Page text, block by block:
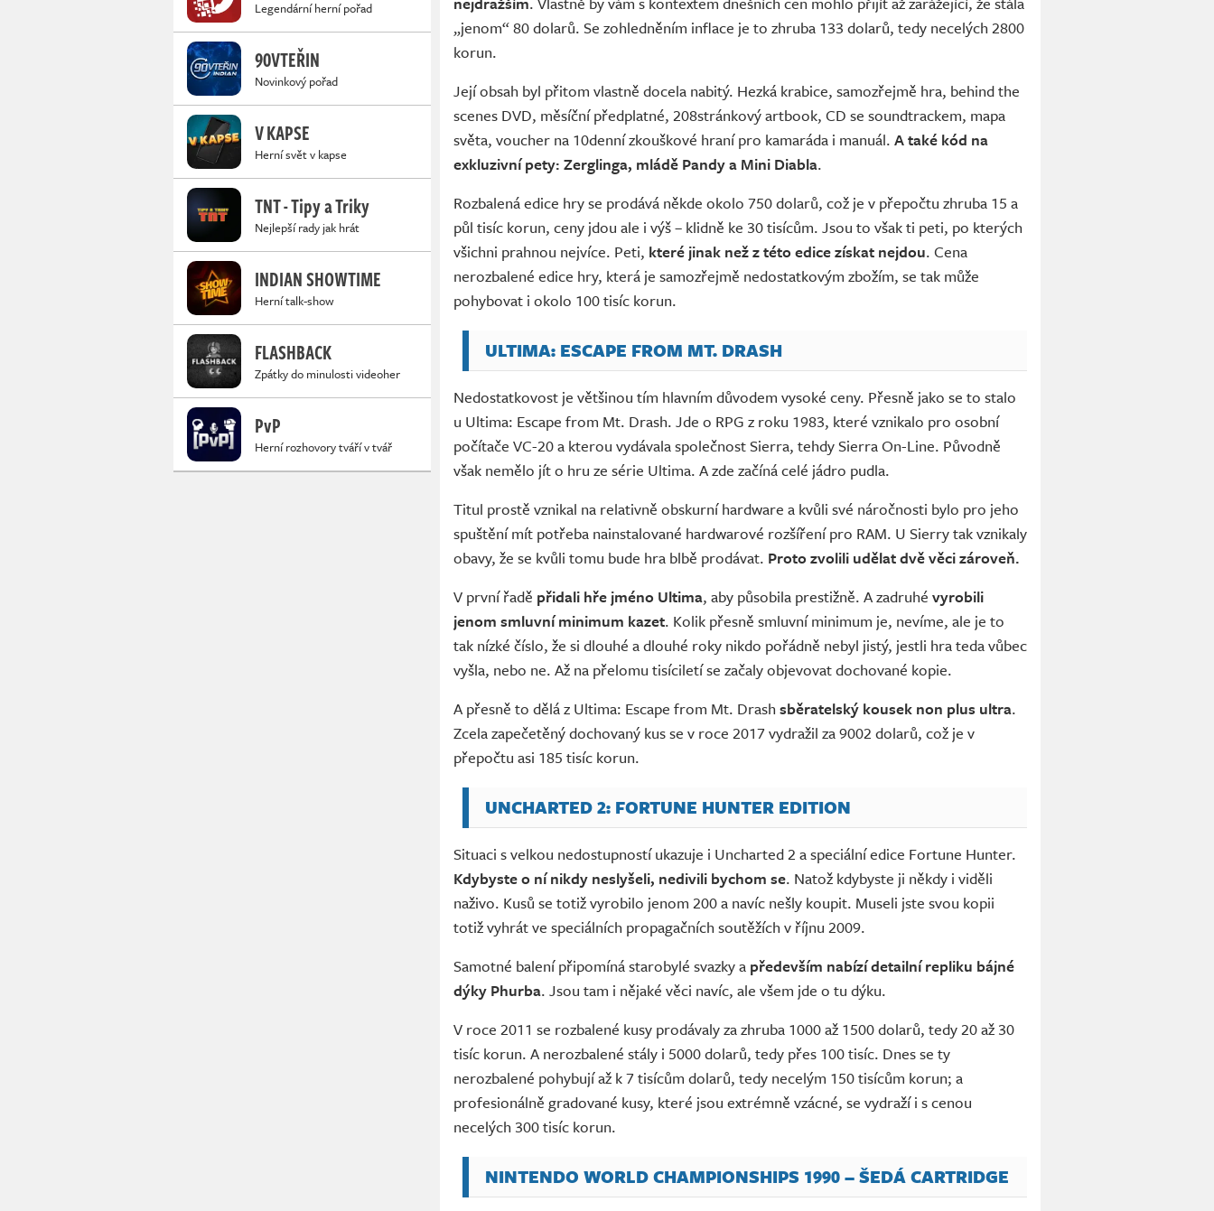
Legendární herní pořad
90VTEŘIN
Novinkový pořad
V KAPSE
Herní svět v kapse
TNT - Tipy a Triky
Nejlepší rady jak hrát
INDIAN SHOWTIME
Herní talk-show
FLASHBACK
Zpátky do minulosti videoher
PvP
Herní rozhovory tváří v tvář
„jenom“ 80 dolarů. Se zohledněním inflace je to zhruba 133 dolarů, tedy necelých 2800
korun.
Její obsah byl přitom vlastně docela nabitý. Hezká krabice, samozřejmě hra, behind the
scenes DVD, měsíční předplatné, 208stránkový artbook, CD se soundtrackem, mapa
světa, voucher na 10denní zkouškové hraní pro kamaráda i manuál. A také kód na
exkluzivní pety: Zerglinga, mládě Pandy a Mini Diabla.
Rozbalená edice hry se prodává někde okolo 750 dolarů, což je v přepočtu zhruba 15 a
půl tisíc korun, ceny jdou ale i výš – klidně ke 30 tisícům. Jsou to však ti peti, po kterých
všichni prahnou nejvíce. Peti, které jinak než z této edice získat nejdou. Cena
nerozbalené edice hry, která je samozřejmě nedostatkovým zbožím, se tak může
pohybovat i okolo 100 tisíc korun.
ULTIMA: ESCAPE FROM MT. DRASH
Nedostatkovost je většinou tím hlavním důvodem vysoké ceny. Přesně jako se to stalo
u Ultima: Escape from Mt. Drash. Jde o RPG z roku 1983, které vznikalo pro osobní
počítače VC-20 a kterou vydávala společnost Sierra, tehdy Sierra On-Line. Původně
však nemělo jít o hru ze série Ultima. A zde začíná celé jádro pudla.
Titul prostě vznikal na relativně obskurní hardware a kvůli své náročnosti bylo pro jeho
spuštění mít potřeba nainstalované hardwarové rozšíření pro RAM. U Sierry tak vznikaly
obavy, že se kvůli tomu bude hra blbě prodávat. Proto zvolili udělat dvě věci zároveň.
V první řadě přidali hře jméno Ultima, aby působila prestižně. A zadruhé vyrobili
jenom smluvní minimum kazet. Kolik přesně smluvní minimum je, nevíme, ale je to
tak nízké číslo, že si dlouhé a dlouhé roky nikdo pořádně nebyl jistý, jestli hra teda vůbec
vyšla, nebo ne. Až na přelomu tisíciletí se začaly objevovat dochované kopie.
A přesně to dělá z Ultima: Escape from Mt. Drash sběratelský kousek non plus ultra.
Zcela zapečetěný dochovaný kus se v roce 2017 vydražil za 9002 dolarů, což je v
přepočtu asi 185 tisíc korun.
UNCHARTED 2: FORTUNE HUNTER EDITION
Situaci s velkou nedostupností ukazuje i Uncharted 2 a speciální edice Fortune Hunter.
Kdybyste o ní nikdy neslyšeli, nedivili bychom se. Natož kdybyste ji někdy i viděli
naživo. Kusů se totiž vyrobilo jenom 200 a navíc nešly koupit. Museli jste svou kopii
totiž vyhrát ve speciálních propagačních soutěžích v říjnu 2009.
Samotné balení připomíná starobylé svazky a především nabízí detailní repliku bájné
dýky Phurba. Jsou tam i nějaké věci navíc, ale všem jde o tu dýku.
V roce 2011 se rozbalené kusy prodávaly za zhruba 1000 až 1500 dolarů, tedy 20 až 30
tisíc korun. A nerozbalené stály i 5000 dolarů, tedy přes 100 tisíc. Dnes se ty
nerozbalené pohybují až k 7 tisícům dolarů, tedy necelým 150 tisícům korun; a
profesionálně gradované kusy, které jsou extrémně vzácné, se vydraží i s cenou
necelých 300 tisíc korun.
NINTENDO WORLD CHAMPIONSHIPS 1990 – ŠEDÁ CARTRIDGE